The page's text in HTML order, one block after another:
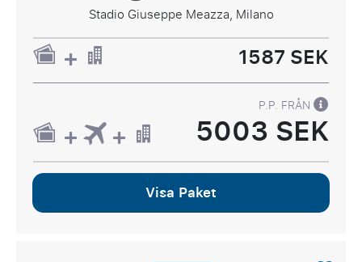
Stadio Giuseppe Meazza, Milano
1587 SEK
P.P. FRÅN
5003 SEK
Visa Paket